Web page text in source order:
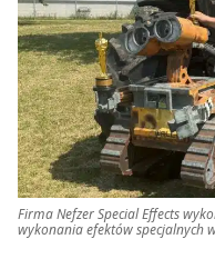
Firma Nefzer Special Effects
wykonania efektów specjalnych